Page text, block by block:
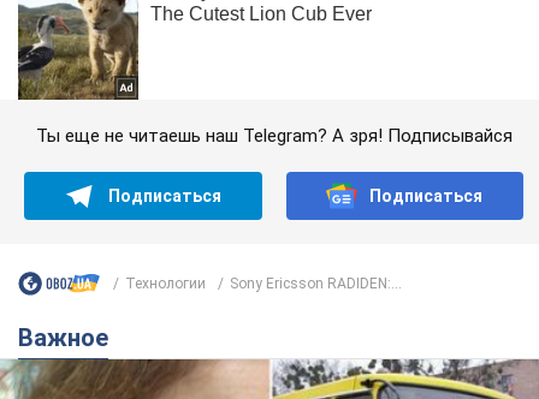
Ты еще не читаешь наш Telegram? А зря! Подписывайся
Подписаться Подписаться
Технологии Sony Ericsson RADIDEN:...
Важное